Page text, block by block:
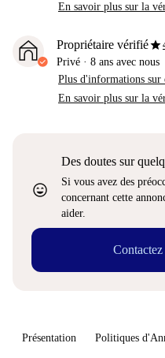
En savoir plus sur la
Propriétaire vérifiéstar
Privé · 8 ans avec nous
Plus d'informations sur
En savoir plus sur la
sentiment_very_satisfied
Des doutes sur
Si vous avez des
concernant cette
aider.
Présentation Politiques